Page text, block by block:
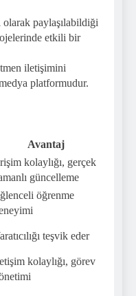
paylaşılabildiği
etkili bir
iletişimini
platformudur.
Avantaj
kolaylığı, gerçek
güncelleme
öğrenme
teşvik eder
kolaylığı, görev